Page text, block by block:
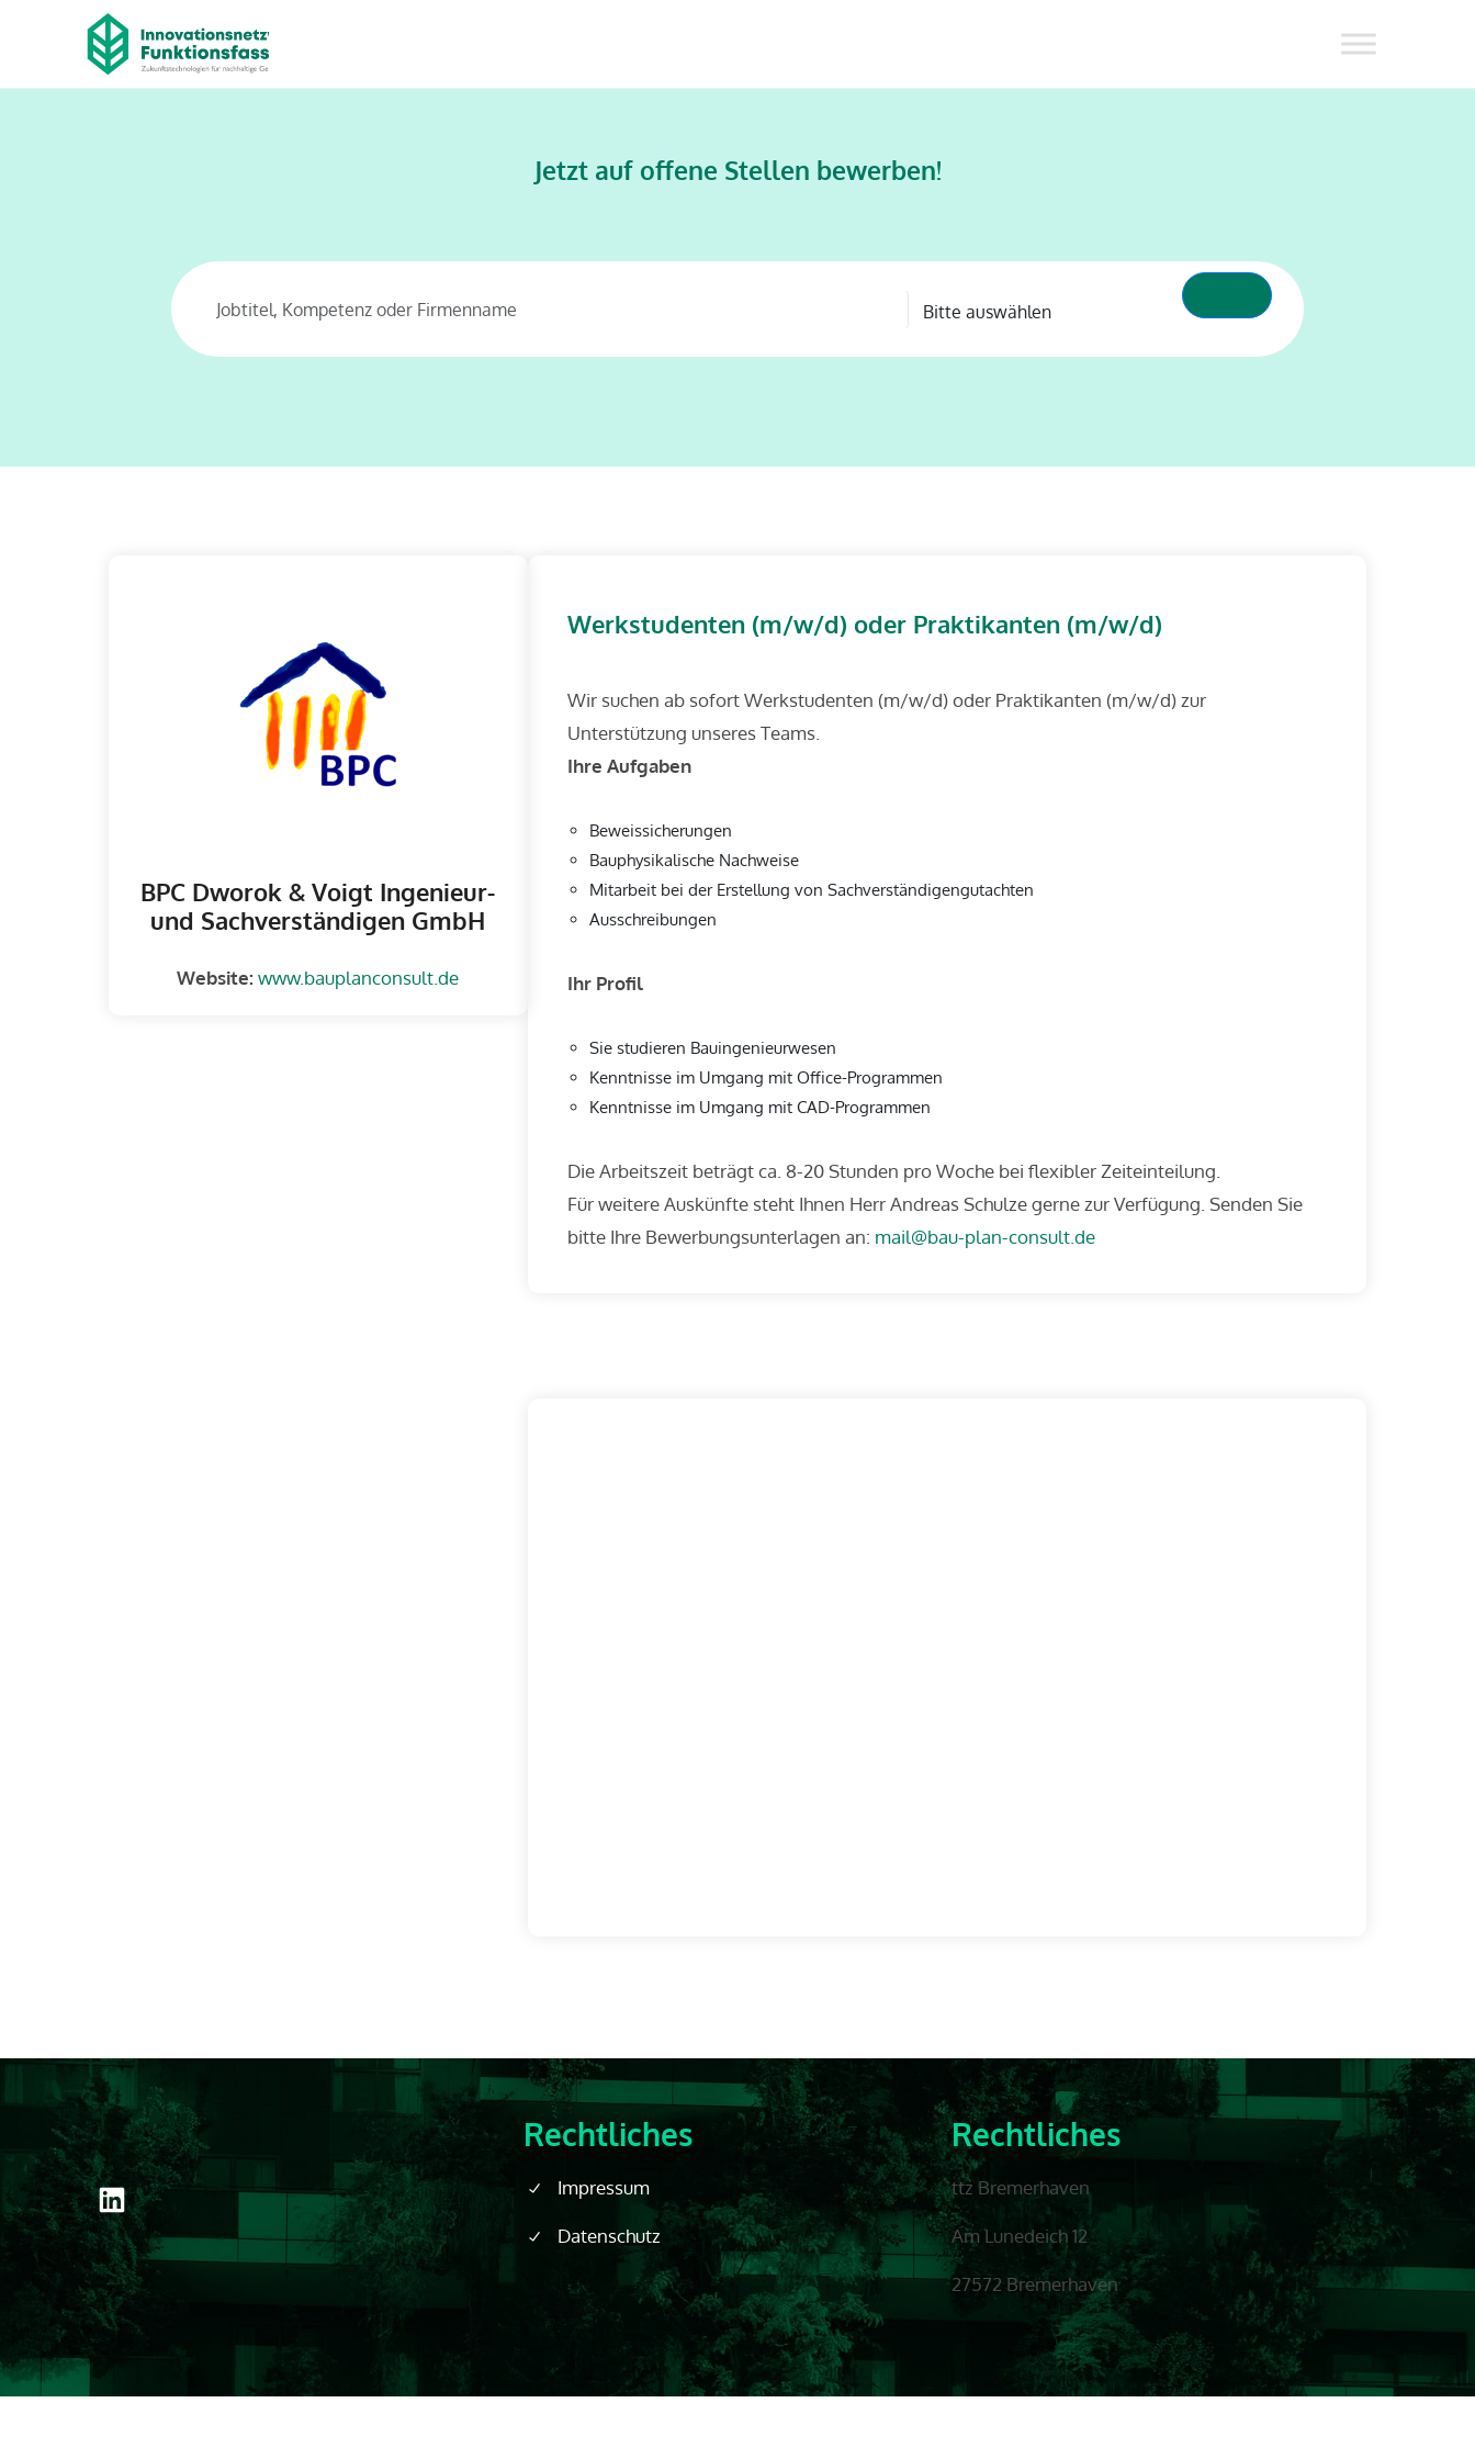
Jetzt auf offene Stellen bewerben!
BPC Dworok & Voigt Ingenieur-
und Sachverständigen GmbH
Website:www.bauplanconsult.de
Werkstudenten (m/w/d) oder Praktikanten (m/w/d)
Wir suchen ab sofort Werkstudenten (m/w/d) oder Praktikanten (m/w/d) zur
Unterstützung unseres Teams.
Ihre Aufgaben
Beweissicherungen
Bauphysikalische Nachweise
Mitarbeit bei der Erstellung von Sachverständigengutachten
Ausschreibungen
Ihr Profil
Sie studieren Bauingenieurwesen
Kenntnisse im Umgang mit Office-Programmen
Kenntnisse im Umgang mit CAD-Programmen
Die Arbeitszeit beträgt ca. 8-20 Stunden pro Woche bei flexibler Zeiteinteilung.
Für weitere Auskünfte steht Ihnen Herr Andreas Schulze gerne zur Verfügung. Senden Sie
bitte Ihre Bewerbungsunterlagen an: mail@bau-plan-consult.de
Rechtliches
Impressum
Datenschutz
Rechtliches
ttz Bremerhaven
Am Lunedeich 12
27572 Bremerhaven